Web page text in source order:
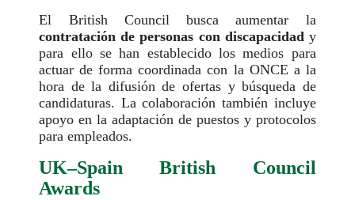
El British Council busca aumentar la
contratación de personas con discapacidady
para ello se han establecido los medios para
actuar de forma coordinada con la ONCE a la
hora de la difusión de ofertas y búsqueda de
candidaturas. La colaboración también incluye
apoyo en la adaptación de puestos y protocolos
para empleados.
UK–Spain British Council
Awards